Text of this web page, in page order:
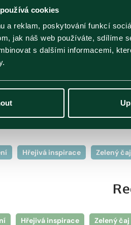
cookies
a reklam, poskytování funkcí
jak náš web používáte, sdílíme
s dalšími informacemi,
Blog
blog čaje Ahmad Tea.
Hřejivá inspirace Zelený čaj
Hřejivá inspirace Zelený čaj